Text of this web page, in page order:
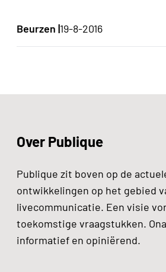
Beurzen |19-8-2016
Over Publique
Publique zit boven op de
ontwikkelingen op het gebied
livecommunicatie. Een visie
toekomstige vraagstukken.
informatief en opiniërend.